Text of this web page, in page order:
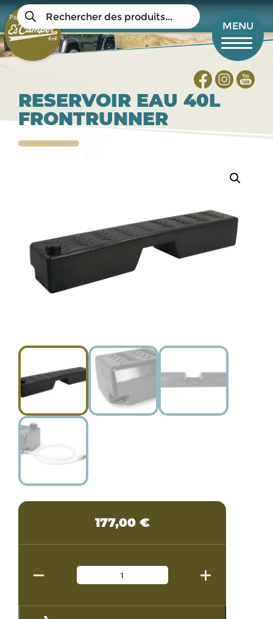
Aller
au
contenu
principal
Panier Mon compte
Recherche
de
produits
MENU
RESERVOIR EAU 40L
FRONTRUNNER
177,00 €